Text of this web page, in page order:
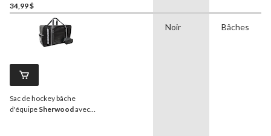
34,99 $
Sac de hockey bâche
d'équipe Sherwoodavec
Noir Bâches